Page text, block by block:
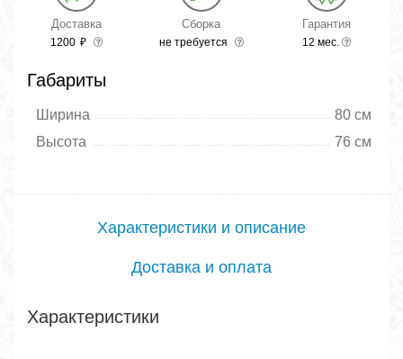
Доставка
1200 ₽
Сборка
не требуется
Гарантия
12 мес.
Габариты
Ширина
80 см
Высота
76 см
Характеристики и описание
Доставка и оплата
Характеристики